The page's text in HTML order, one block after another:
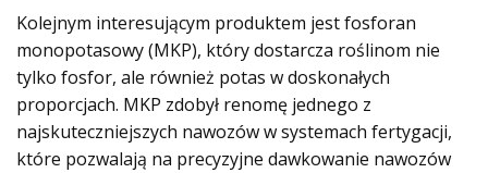
Kolejnym interesującym produktem jest fosforan
monopotasowy (MKP), który dostarcza roślinom nie
tylko fosfor, ale również potas w doskonałych
proporcjach. MKP zdobył renomę jednego z
najskuteczniejszych nawozów w systemach fertygacji,
które pozwalają na precyzyjne dawkowanie nawozów